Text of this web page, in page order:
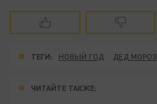
ТЕГИ: НОВЫЙ ГОД ДЕД МОРОЗ
ЧИТАЙТЕ ТАКЖЕ: